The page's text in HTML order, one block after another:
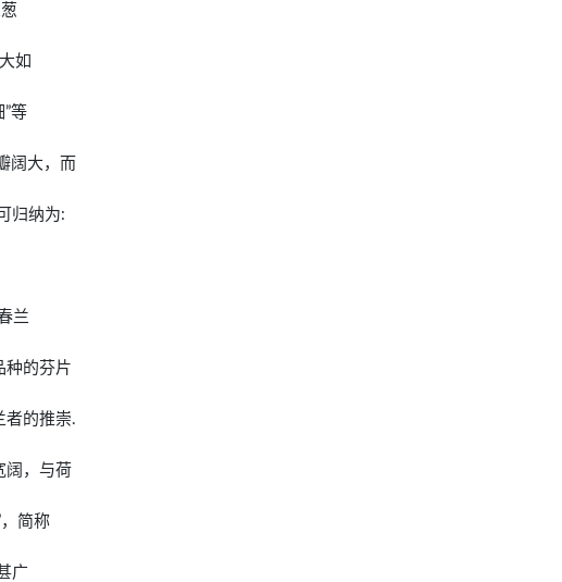
如
”等
阔大，而
归纳为:
兰
种的芬片
者的推崇.
阔，与荷
简称
广